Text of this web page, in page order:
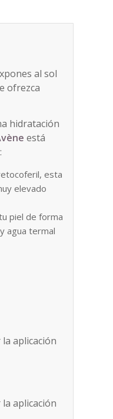
al sol
ofrezca
hidratación
está
esta
elevado
piel de forma
agua termal
aplicación
aplicación